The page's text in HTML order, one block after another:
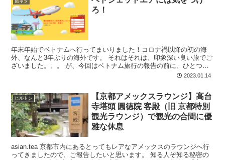
旅ネタ
ろ！
年末年始でベトナムへ行ってまいりました！コロナ禍以降の初の海
外、なんと3年ぶりの海外です。 それはそれは、印象深い良い旅でご
ざいました。。。 が、今回はベトナム旅行の報告の前に、ひとつ皆
さんにお伝えしておかなければならないと思い、 今回僕らが、ベト
2023.01.14
ヒルトン
【京都アメックスラウンジ】高台
寺塔頭 圓徳院 客殿（旧 京都特別
観光ラウンジ）で観光の合間に優
雅な休息
asian.tea 京都市内にあるとってもレアなアメックスのラウンジへ行
ってきましたので、ご報告したいと思います。 知る人ぞ知る秘密の